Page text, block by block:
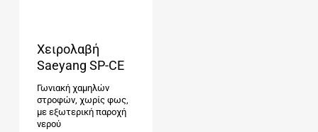
Χειρολαβή
Saeyang SP-CE
Γωνιακή χαμηλών
στροφών, χωρίς φως,
με εξωτερική παροχή
νερού